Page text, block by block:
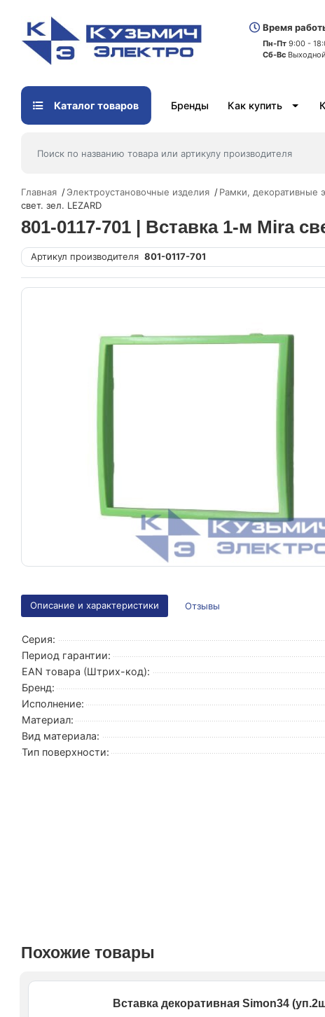
Время
Пн-Пт 9:00 -
Сб-Вс Выходной
Каталог товаров Бренды Как купить
Главная Электроустановочные изделия Рамки, декоративные
свет. зел. LEZARD
801-0117-701 | Вставка 1-м Mira
Артикул производителя 801-0117-701
Описание и характеристики Отзывы
Серия:
Период гарантии:
EAN товара (Штрих-код):
Бренд:
Исполнение:
Материал:
Вид материала:
Тип поверхности:
Похожие товары
Вставка декоративная Simon34